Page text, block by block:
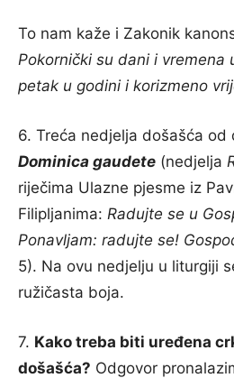
To nam kaže i Zakonik
Pokornički su dani i vremena
petak u godini i korizmeno
6. Treća nedjelja došašća od
Dominica gaudete (nedjelja
riječima Ulazne pjesme iz
Filipljanima: Radujte se u
Ponavljam: radujte se!
5). Na ovu nedjelju u liturgiji
ružičasta boja.
7. Kako treba biti uređena
došašća? Odgovor